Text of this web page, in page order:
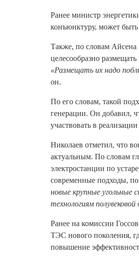
Ранее министр
конъюнктуру, может
Также, по словам Айсена
целесообразно
«Размещать их надо
он.
По его словам, такой
генерации. Он добавил,
участвовать в
Николаев отметил, что
актуальным. По словам
электростанции по
современные подходы,
новые крупные
технологиям полувековой
Ранее на комиссии
ТЭС нового поколения,
повышение